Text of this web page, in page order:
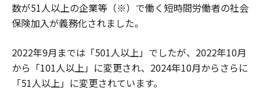
数が51人以上の企業等（※）で働く短時間労働者の社会
保険加入が義務化されました。
2022年9月までは「501人以上」でしたが、2022年10月
から「101人以上」に変更され、2024年10月からさらに
「51人以上」に変更されています。